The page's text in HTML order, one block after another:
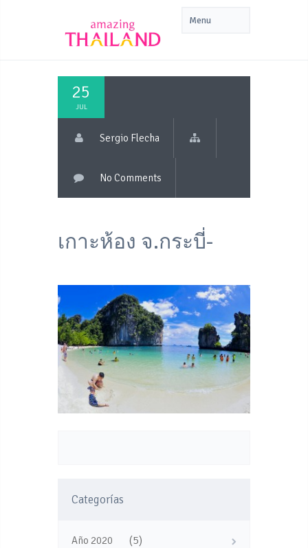
25
JUL
Sergio Flecha
No Comments
เกาะห้อง จ.กระบี่-
Categorías
Año 2020 (5)